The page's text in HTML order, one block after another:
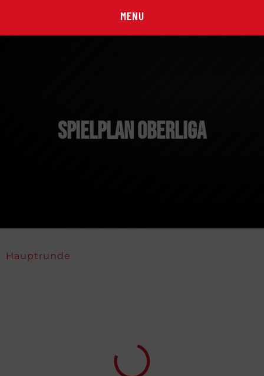
MENU
Spielplan Oberliga
Hauptrunde